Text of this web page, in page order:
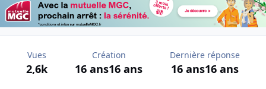
Vues
2,6k
Création
16 ans16 ans
Dernière réponse
16 ans16 ans